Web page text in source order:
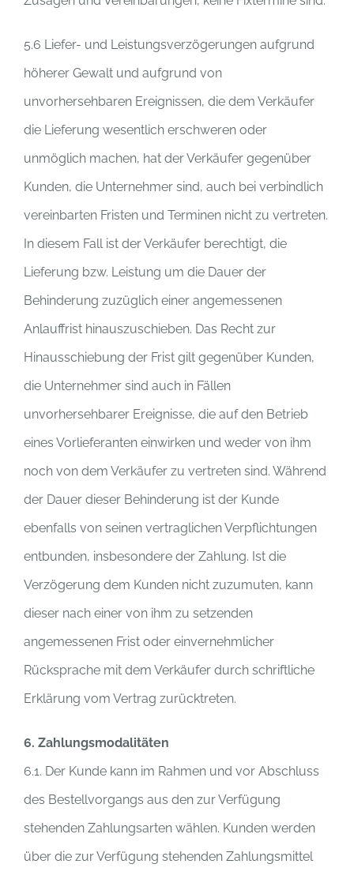
5.6 Liefer- und Leistungsverzögerungen aufgrund
höherer Gewalt und aufgrund von
unvorhersehbaren Ereignissen, die dem Verkäufer
die Lieferung wesentlich erschweren oder
unmöglich machen, hat der Verkäufer gegenüber
Kunden, die Unternehmer sind, auch bei verbindlich
vereinbarten Fristen und Terminen nicht zu vertreten.
In diesem Fall ist der Verkäufer berechtigt, die
Lieferung bzw. Leistung um die Dauer der
Behinderung zuzüglich einer angemessenen
Anlauffrist hinauszuschieben. Das Recht zur
Hinausschiebung der Frist gilt gegenüber Kunden,
die Unternehmer sind auch in Fällen
unvorhersehbarer Ereignisse, die auf den Betrieb
eines Vorlieferanten einwirken und weder von ihm
noch von dem Verkäufer zu vertreten sind. Während
der Dauer dieser Behinderung ist der Kunde
ebenfalls von seinen vertraglichen Verpflichtungen
entbunden, insbesondere der Zahlung. Ist die
Verzögerung dem Kunden nicht zuzumuten, kann
dieser nach einer von ihm zu setzenden
angemessenen Frist oder einvernehmlicher
Rücksprache mit dem Verkäufer durch schriftliche
Erklärung vom Vertrag zurücktreten.
6. Zahlungsmodalitäten
6.1. Der Kunde kann im Rahmen und vor Abschluss
des Bestellvorgangs aus den zur Verfügung
stehenden Zahlungsarten wählen. Kunden werden
über die zur Verfügung stehenden Zahlungsmittel